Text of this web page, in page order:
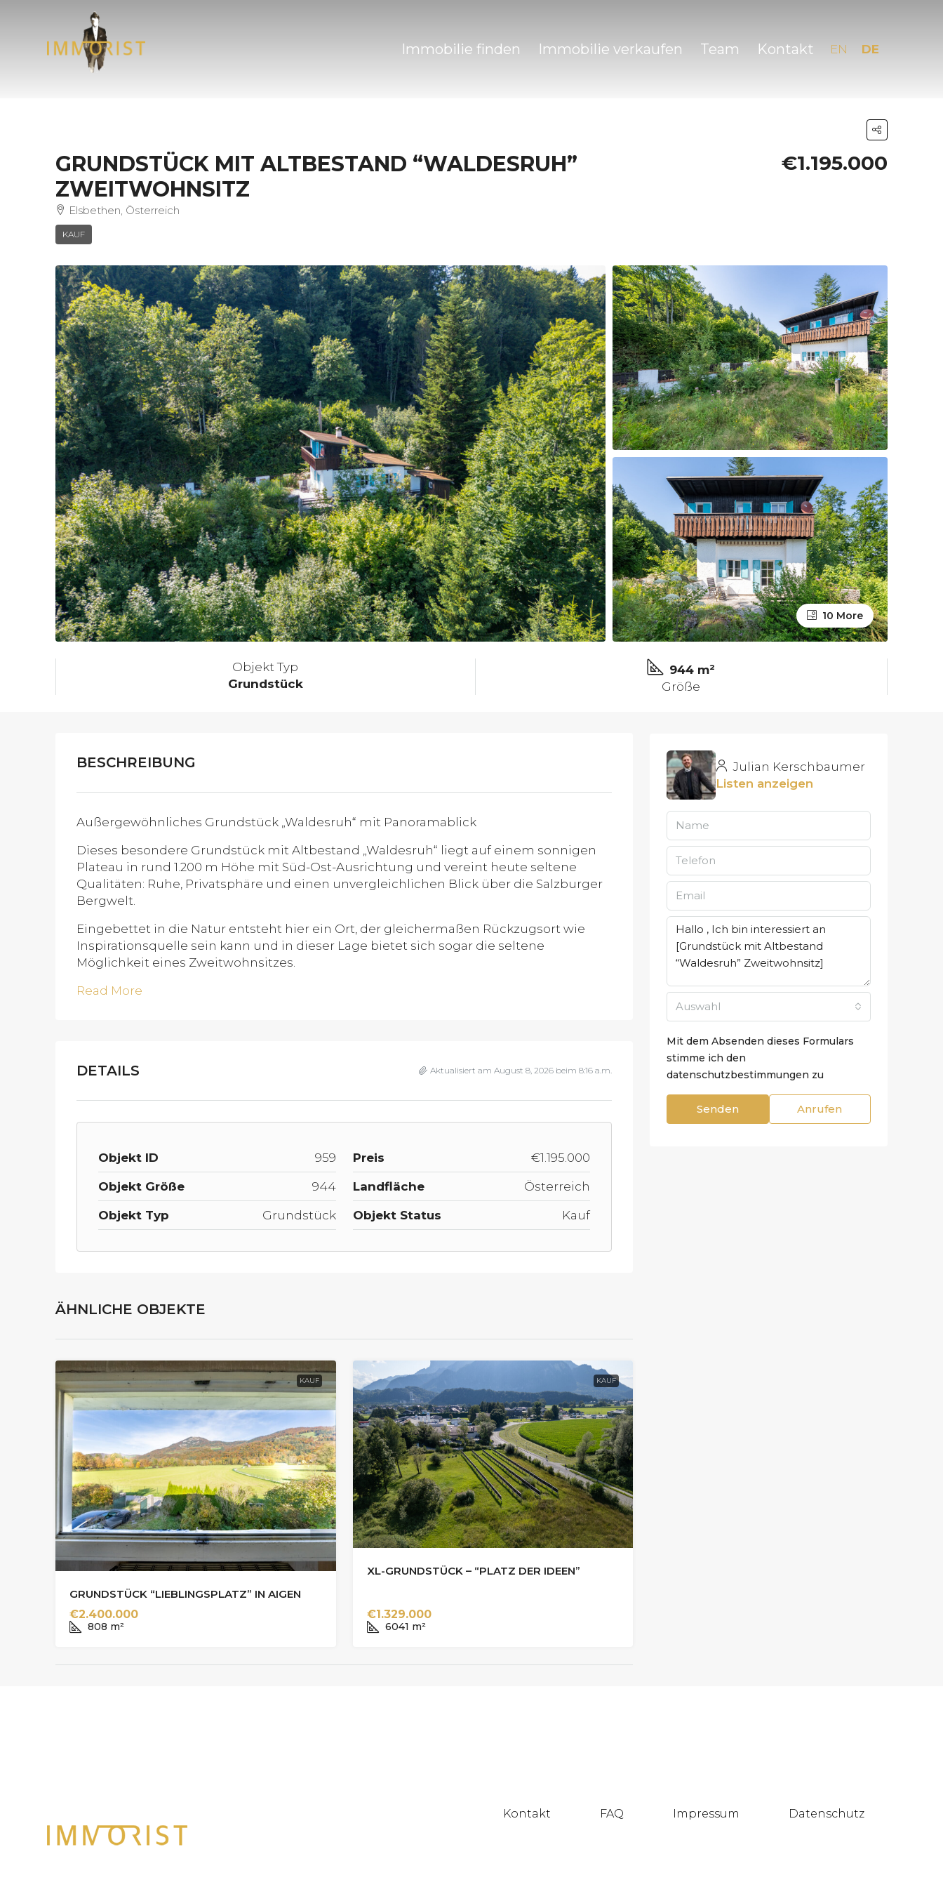
Immobilie finden Immobilie verkaufen Team Kontakt EN DE
GRUNDSTÜCK MIT ALTBESTAND “WALDESRUH”
ZWEITWOHNSITZ
Elsbethen, Österreich
KAUF
€1.195.000
10 More
Objekt Typ
Grundstück
944 m²
Größe
BESCHREIBUNG
Außergewöhnliches Grundstück „Waldesruh“ mit Panoramablick
Dieses besondere Grundstück mit Altbestand „Waldesruh“ liegt auf einem sonnigen
Plateau in rund 1.200 m Höhe mit Süd-Ost-Ausrichtung und vereint heute seltene
Qualitäten: Ruhe, Privatsphäre und einen unvergleichlichen Blick über die Salzburger
Bergwelt.
Eingebettet in die Natur entsteht hier ein Ort, der gleichermaßen Rückzugsort wie
Inspirationsquelle sein kann und in dieser Lage bietet sich sogar die seltene
Möglichkeit eines Zweitwohnsitzes.
Read More
DETAILS Aktualisiert am August 8, 2026 beim 8:16 a.m.
Objekt ID 959 Preis €1.195.000
Objekt Größe 944 Landfläche Österreich
Objekt Typ Grundstück Objekt Status Kauf
ÄHNLICHE OBJEKTE
KAUF
GRUNDSTÜCK “LIEBLINGSPLATZ” IN AIGEN
€2.400.000
808 m²
KAUF
XL-GRUNDSTÜCK – “PLATZ DER IDEEN”
€1.329.000
6041 m²
Julian Kerschbaumer
Listen anzeigen
Auswahl
Mit dem Absenden dieses Formulars
stimme ich den
datenschutzbestimmungen zu
Senden Anrufen
Kontakt FAQ Impressum Datenschutz